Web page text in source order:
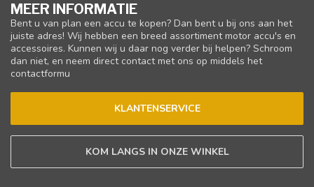
MEER INFORMATIE
Bent u van plan een accu te kopen? Dan bent u bij ons aan het
juiste adres! Wij hebben een breed assortiment motor accu's en
accessoires. Kunnen wij u daar nog verder bij helpen? Schroom
dan niet, en neem direct contact met ons op middels het
contactformu
KLANTENSERVICE
KOM LANGS IN ONZE WINKEL